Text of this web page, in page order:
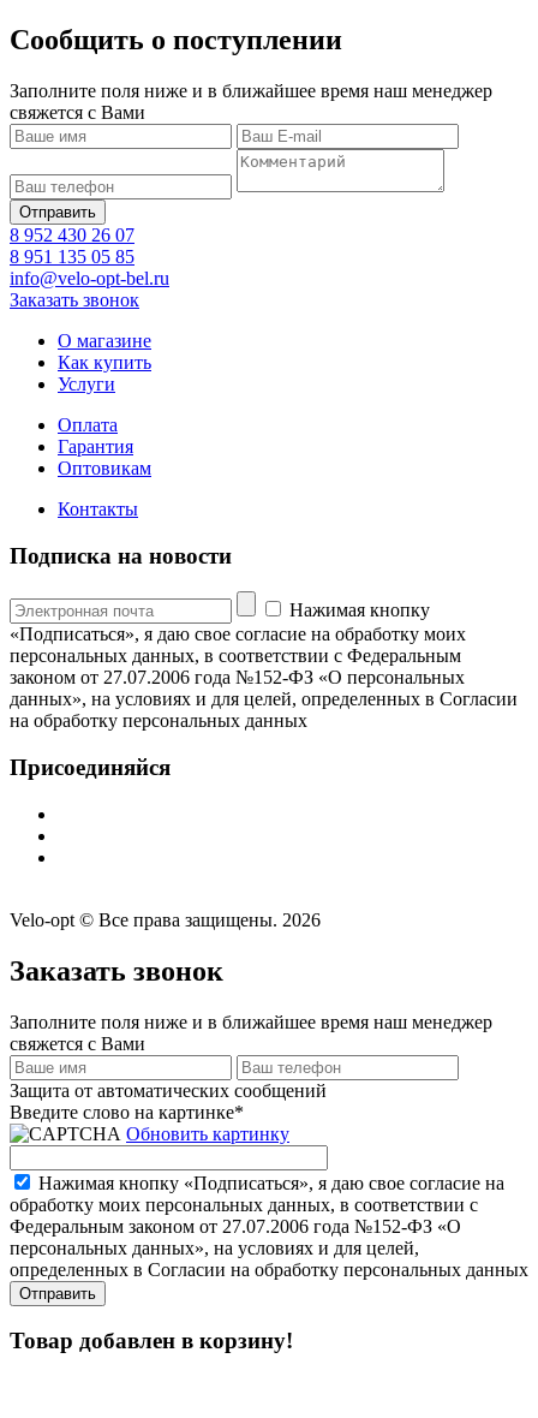
Сообщить о поступлении
Заполните поля ниже и в ближайшее время наш менеджер
свяжется с Вами
8 952 430 26 07
8 951 135 05 85
info@velo-opt-bel.ru
Заказать звонок
О магазине
Как купить
Услуги
Оплата
Гарантия
Оптовикам
Контакты
Подписка на новости
Нажимая кнопку
«Подписаться», я даю свое согласие на обработку моих
персональных данных, в соответствии с Федеральным
законом от 27.07.2006 года №152-ФЗ «О персональных
данных», на условиях и для целей, определенных в Согласии
на обработку персональных данных
Присоединяйся
Velo-opt © Все права защищены. 2026
Заказать звонок
Заполните поля ниже и в ближайшее время наш менеджер
свяжется с Вами
Защита от автоматических сообщений
Введите слово на картинке*
Обновить картинку
Нажимая кнопку «Подписаться», я даю свое согласие на
обработку моих персональных данных, в соответствии с
Федеральным законом от 27.07.2006 года №152-ФЗ «О
персональных данных», на условиях и для целей,
определенных в Согласии на обработку персональных данных
Товар добавлен в корзину!